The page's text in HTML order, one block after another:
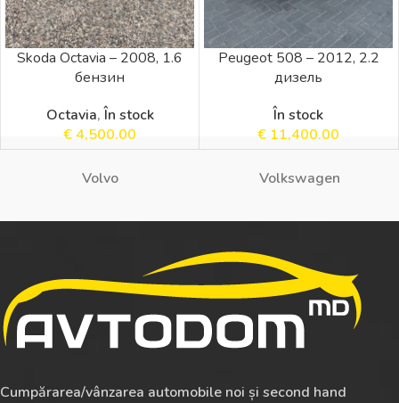
Skoda Octavia – 2008, 1.6
бензин
Octavia,În stock
€ 4,500.00
Peugeot 508 – 2012, 2.2
дизель
În stock
€ 11,400.00
Volvo Volkswagen
Cumpărarea/vânzarea automobile noi și second hand